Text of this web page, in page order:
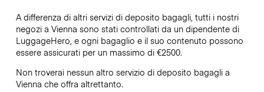
A differenza di altri servizi di deposito bagagli, tutti i nostri
negozi a Vienna sono stati controllati da un dipendente di
LuggageHero, e ogni bagaglio e il suo contenuto possono
essere assicurati per un massimo di €2500.
Non troverai nessun altro servizio di deposito bagagli a
Vienna che offra altrettanto.